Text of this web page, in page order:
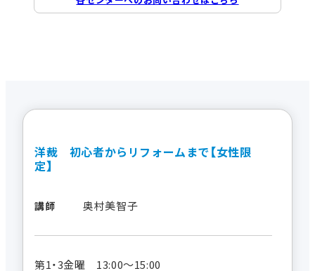
洋裁 初心者からリフォームまで【女性限
定】
講師 奥村美智子
第1・3金曜 13:00～15:00